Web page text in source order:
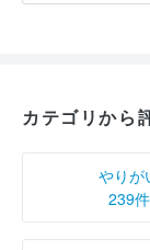
カテゴリから
やりが
239件